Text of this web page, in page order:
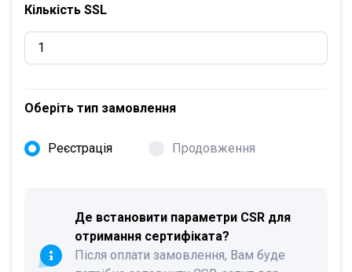
Кількість SSL
Оберіть тип замовлення
Реєстрація Продовження
Де встановити параметри CSR для
отримання сертифіката?
Після оплати замовлення, Вам буде